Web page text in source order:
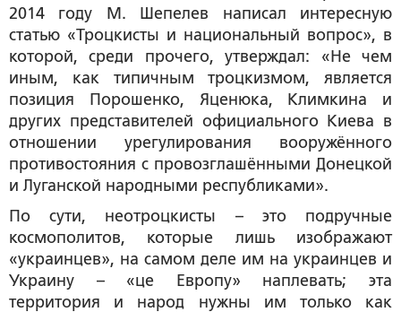
2014 году М. Шепелев написал интересную
статью «Троцкисты и национальный вопрос», в
которой, среди прочего, утверждал: «Не чем
иным, как типичным троцкизмом, является
позиция Порошенко, Яценюка, Климкина и
других представителей официального Киева в
отношении урегулирования вооружённого
противостояния с провозглашёнными Донецкой
и Луганской народными республиками».
По сути, неотроцкисты – это подручные
космополитов, которые лишь изображают
«украинцев», на самом деле им на украинцев и
Украину – «це Европу» наплевать; эта
территория и народ нужны им только как